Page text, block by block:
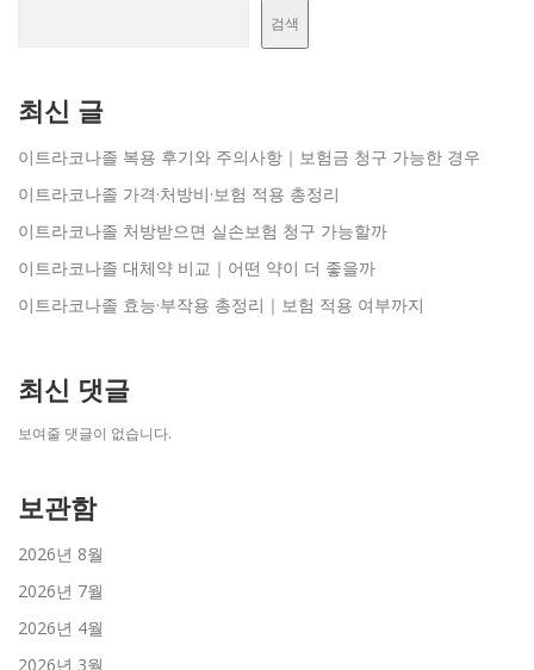
검색
최신 글
이트라코나졸 복용 후기와 주의사항｜보험금 청구 가능한 경우
이트라코나졸 가격·처방비·보험 적용 총정리
이트라코나졸 처방받으면 실손보험 청구 가능할까
이트라코나졸 대체약 비교｜어떤 약이 더 좋을까
이트라코나졸 효능·부작용 총정리｜보험 적용 여부까지
최신 댓글
보여줄 댓글이 없습니다.
보관함
2026년 8월
2026년 7월
2026년 4월
2026년 3월